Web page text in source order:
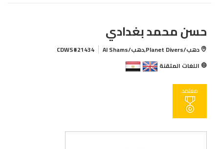
حسن محمد بغدادي
دهب/Planet Divers,دهب/Al Shams
CDWS#21434
اللغات المتقنة
معتمد